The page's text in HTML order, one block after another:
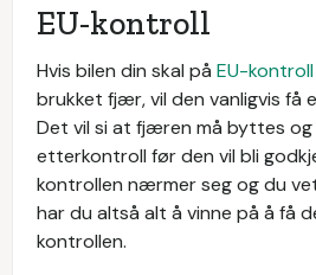
EU-kontroll
Hvis bilen din skal på EU-kontroll
brukket fjær, vil den vanligvis få
Det vil si at fjæren må byttes og
etterkontroll før den vil bli
kontrollen nærmer seg og du
har du altså alt å vinne på å få
kontrollen.